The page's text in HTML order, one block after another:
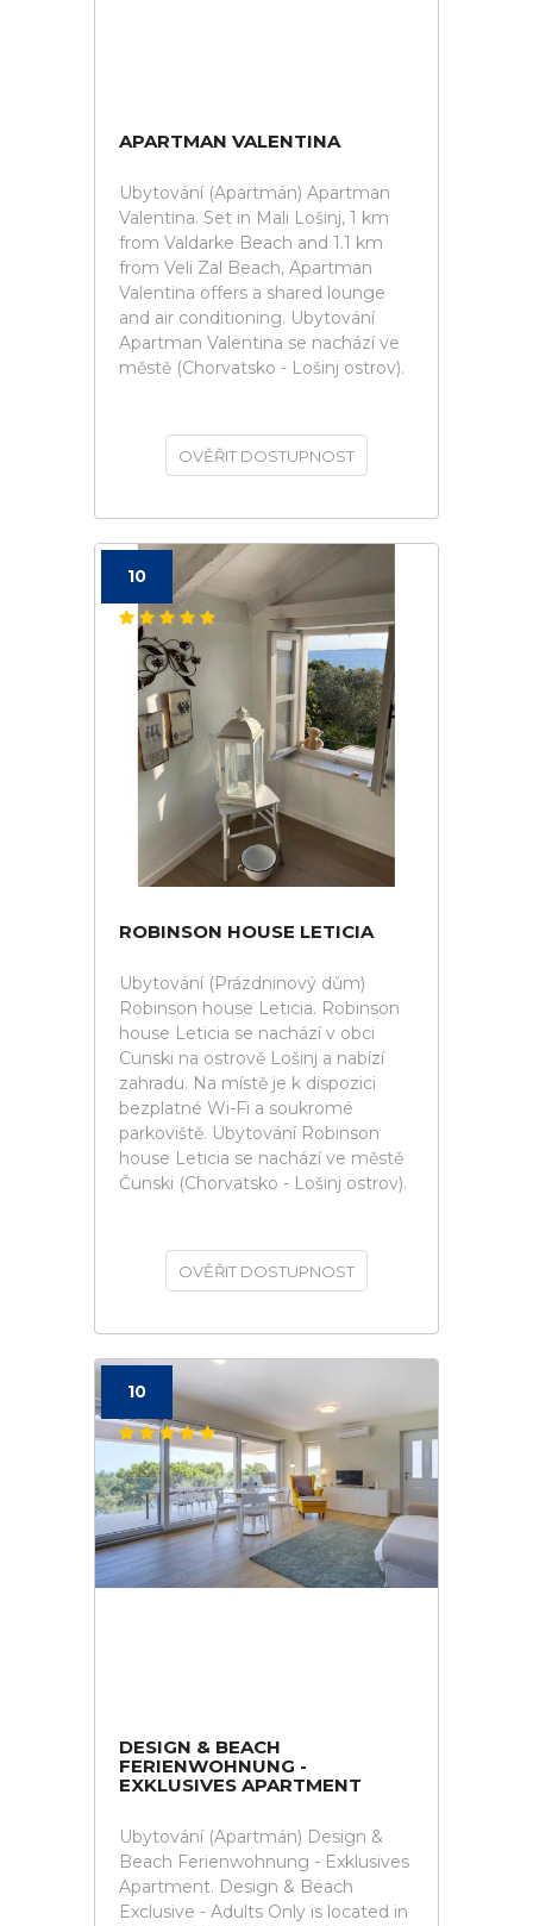
APARTMAN VALENTINA
Ubytování (Apartmán) Apartman
Valentina. Set in Mali Lošinj, 1 km
from Valdarke Beach and 1.1 km
from Veli Zal Beach, Apartman
Valentina offers a shared lounge
and air conditioning. Ubytování
Apartman Valentina se nachází ve
městě (Chorvatsko - Lošinj ostrov).
OVĚŘIT DOSTUPNOST
10
ROBINSON HOUSE LETICIA
Ubytování (Prázdninový dům)
Robinson house Leticia. Robinson
house Leticia se nachází v obci
Cunski na ostrově Lošinj a nabízí
zahradu. Na místě je k dispozici
bezplatné Wi-Fi a soukromé
parkoviště. Ubytování Robinson
house Leticia se nachází ve městě
Čunski (Chorvatsko - Lošinj ostrov).
OVĚŘIT DOSTUPNOST
10
DESIGN & BEACH
FERIENWOHNUNG -
EXKLUSIVES APARTMENT
Ubytování (Apartmán) Design &
Beach Ferienwohnung - Exklusives
Apartment. Design & Beach
Exclusive - Adults Only is located in